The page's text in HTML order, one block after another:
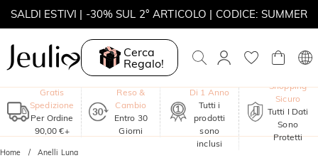
SALDI ESTIVI | -30% SUL 2° ARTICOLO | CODICE: SUMMER
MOVE MY WAY | ACQUISTA 3, COLLANA IN REGALO
Cerca
Regalo!
Gratis
Spedizione
Per Ordine
90,00 €+
Reso &
Cambio
Entro 30
Giorni
Di 1 Anno
Tutti i
prodotti
sono
inclusi
Shopping
Sicuro
Tutti I Dati
Sono
Protetti
Home Anelli Luna